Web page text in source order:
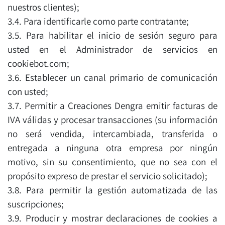
nuestros clientes);
3.4. Para identificarle como parte contratante;
3.5. Para habilitar el inicio de sesión seguro para
usted en el Administrador de servicios en
cookiebot.com;
3.6. Establecer un canal primario de comunicación
con usted;
3.7. Permitir a Creaciones Dengra emitir facturas de
IVA válidas y procesar transacciones (su información
no será vendida, intercambiada, transferida o
entregada a ninguna otra empresa por ningún
motivo, sin su consentimiento, que no sea con el
propósito expreso de prestar el servicio solicitado);
3.8. Para permitir la gestión automatizada de las
suscripciones;
3.9. Producir y mostrar declaraciones de cookies a